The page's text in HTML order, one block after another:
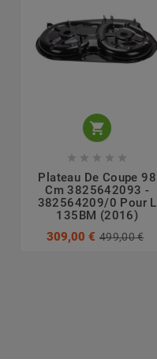

    
Plateau De Coupe 98
Cm 3825642093 -
382564209/0 Pour L
135BM (2016)
309,00 € 499,00 €